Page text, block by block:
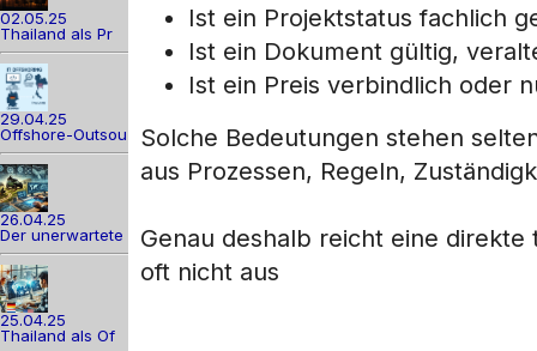
02.05.25
Thailand als Pr
29.04.25
Offshore-Outsou
26.04.25
Der unerwartete
25.04.25
Thailand als Of
Ist ein Projektstatus fachlich
Ist ein Dokument gültig,
Ist ein Preis verbindlich oder
Solche Bedeutungen stehen
aus Prozessen, Regeln,
Genau deshalb reicht eine
oft nicht aus